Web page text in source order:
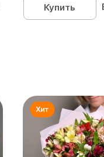
Купить